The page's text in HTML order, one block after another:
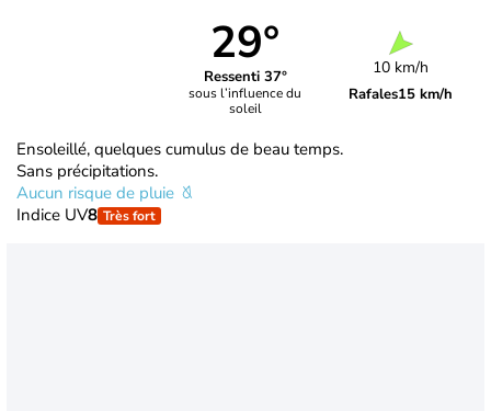
29°
Ressenti 37°
sous l’influence du
soleil
10 km/h
Rafales15 km/h
Ensoleillé, quelques cumulus de beau temps.
Sans précipitations.
Aucun risque de pluie
Indice UV8 Très fort